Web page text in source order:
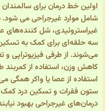
شامل موارد غیرجراحی می شود.
غیراستروئیدی، شل
سه حلقه‌ای برای کمک به تسکین
می‌شوند. از طرفی فیزیوتراپی و
کاهش وزن، استفاده از کمربند
استفاده از عصا یا واکر همگی
ستون فقرات و تسکین درد کمک
درمان‌های غیرجراحی بهبود